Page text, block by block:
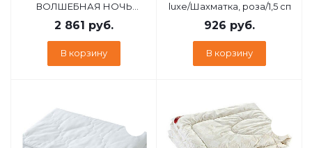
ВОЛШЕБНАЯ НОЧЬ
одеяло200/220 Лен/ХБ
300 33 (733140)
2 861 руб.
В корзину
luxe/Шахматка, роза/1,5 сп
926 руб.
В корзину